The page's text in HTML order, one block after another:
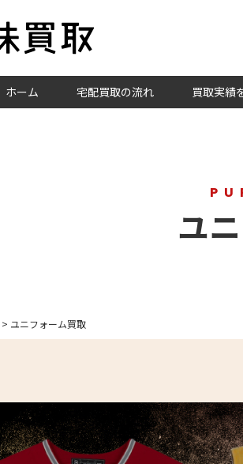
ホーム 宅配買取の流れ 買取実績
ユ
> ユニフォーム買取